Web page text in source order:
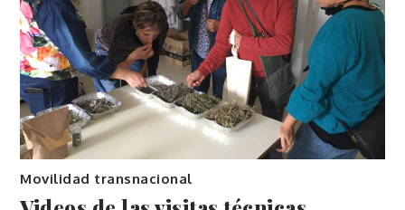
Movilidad transnacional